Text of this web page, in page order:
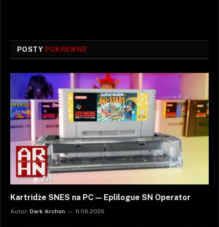
POSTY POKREWNE
Kartridże SNES na PC — Eplilogue SN Operator
Autor: Dark Archon 11.06.2026